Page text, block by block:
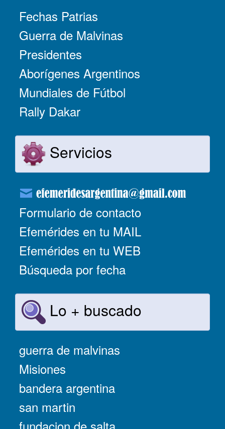
Fechas Patrias
Guerra de Malvinas
Presidentes
Aborígenes Argentinos
Mundiales de Fútbol
Rally Dakar
Servicios
Formulario de contacto
Efemérides en tu MAIL
Efemérides en tu WEB
Búsqueda por fecha
Lo + buscado
guerra de malvinas
Misiones
bandera argentina
san martin